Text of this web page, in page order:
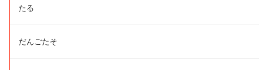
たる
だんごたそ